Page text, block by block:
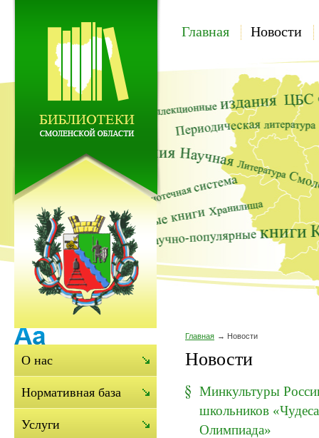
Главная Новости
Главная Новости
Новости
Минкультуры
школьников
Олимпиада»
О нас
Нормативная база
Услуги